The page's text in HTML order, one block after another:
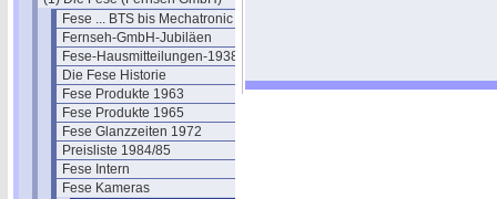
Fese ... BTS bis Mechatronic
Fernseh-GmbH-Jubiläen
Fese-Hausmitteilungen-1938-43
Die Fese Historie
Fese Produkte 1963
Fese Produkte 1965
Fese Glanzzeiten 1972
Preisliste 1984/85
Fese Intern
Fese Kameras